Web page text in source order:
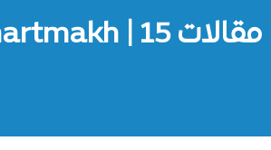
مقالات Jwhartmakh | 15 يونيو 2026